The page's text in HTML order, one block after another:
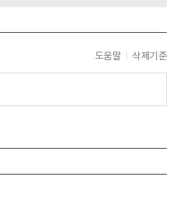
도움말 삭제기준